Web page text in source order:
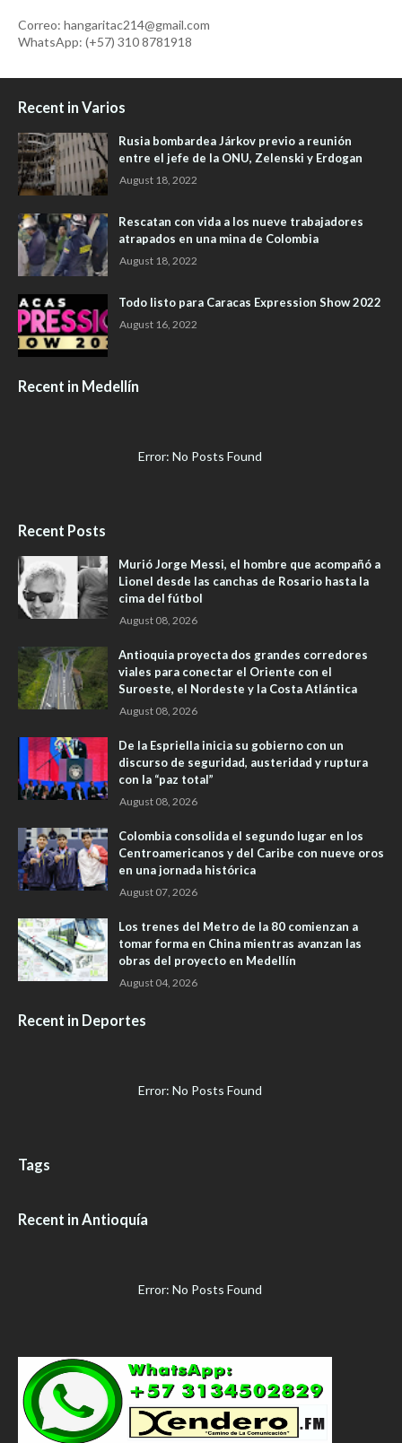
Correo: hangaritac214@gmail.com
WhatsApp: (+57) 310 8781918
Recent in Varios
Rusia bombardea Járkov previo a reunión
entre el jefe de la ONU, Zelenski y Erdogan
August 18, 2022
Rescatan con vida a los nueve trabajadores
atrapados en una mina de Colombia
August 18, 2022
Todo listo para Caracas Expression Show 2022
August 16, 2022
Recent in Medellín
Error: No Posts Found
Recent Posts
Murió Jorge Messi, el hombre que acompañó a
Lionel desde las canchas de Rosario hasta la
cima del fútbol
August 08, 2026
Antioquia proyecta dos grandes corredores
viales para conectar el Oriente con el
Suroeste, el Nordeste y la Costa Atlántica
August 08, 2026
De la Espriella inicia su gobierno con un
discurso de seguridad, austeridad y ruptura
con la “paz total”
August 08, 2026
Colombia consolida el segundo lugar en los
Centroamericanos y del Caribe con nueve oros
en una jornada histórica
August 07, 2026
Los trenes del Metro de la 80 comienzan a
tomar forma en China mientras avanzan las
obras del proyecto en Medellín
August 04, 2026
Recent in Deportes
Error: No Posts Found
Tags
Recent in Antioquía
Error: No Posts Found